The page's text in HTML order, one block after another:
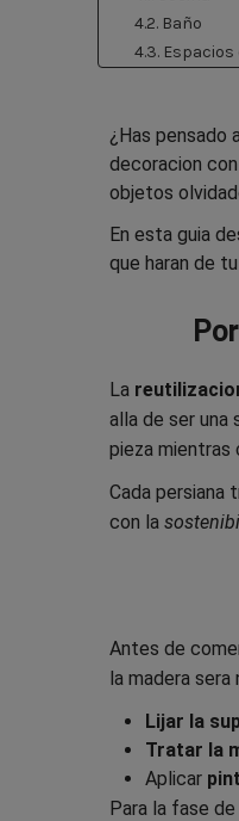
4.2. Baño
4.3.
5.2.
5.3.
5.4. Muebles
6. Ideas
6.1.
6.4. Espejos
¿Has pensado
decoracion
objetos
En esta guia
que haran de
La
alla de ser una
pieza mientras
Cada persiana
con la
Antes de
la madera sera
Lijar la
Tratar la
Aplicar
Para la fase